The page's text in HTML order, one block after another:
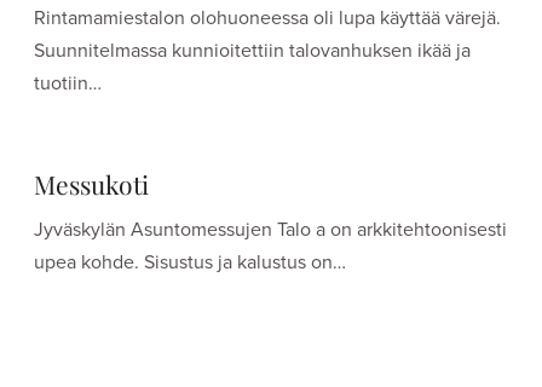
Rintamamiestalon olohuoneessa oli lupa käyttää värejä.
Suunnitelmassa kunnioitettiin talovanhuksen ikää ja
tuotiin…
Messukoti
Jyväskylän Asuntomessujen Talo a on arkkitehtoonisesti
upea kohde. Sisustus ja kalustus on…